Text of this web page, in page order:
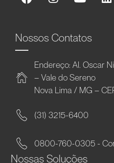
Nossos Contatos
Endereço: Al. Oscar
– Vale do Sereno
Nova Lima / MG –
(31) 3215-6400
0800-760-0305 -
Nossas Soluções